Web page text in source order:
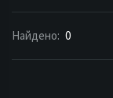
Найдено: 0